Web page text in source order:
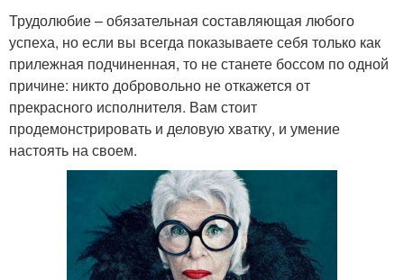
Трудолюбие – обязательная составляющая любого
успеха, но если вы всегда показываете себя только как
прилежная подчиненная, то не станете боссом по одной
причине: никто добровольно не откажется от
прекрасного исполнителя. Вам стоит
продемонстрировать и деловую хватку, и умение
настоять на своем.